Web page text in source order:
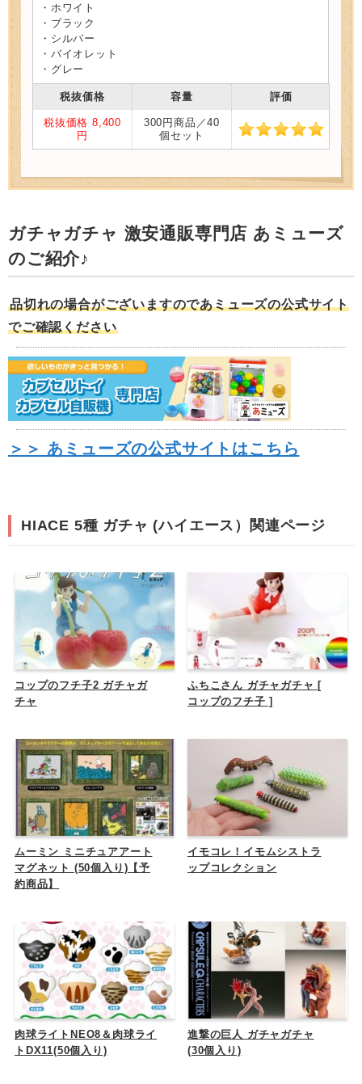
・ホワイト
・ブラック
・シルバー
・バイオレット
・グレー
税抜価格 容量 評価
税抜価格 8,400
円
300円商品／40
個セット
ガチャガチャ 激安通販専門店 あミューズ
のご紹介♪
品切れの場合がございますのであミューズの公式サイト
でご確認ください
＞＞ あミューズの公式サイトはこちら
HIACE 5種 ガチャ (ハイエース）関連ページ
コップのフチ子2 ガチャガ
チャ
ふちこさん ガチャガチャ [
コップのフチ子 ]
ムーミン ミニチュアアート
マグネット (50個入り)【予
約商品】
イモコレ！イモムシストラ
ップコレクション
肉球ライトNEO8＆肉球ライ
トDX11(50個入り)
進撃の巨人 ガチャガチャ
(30個入り)